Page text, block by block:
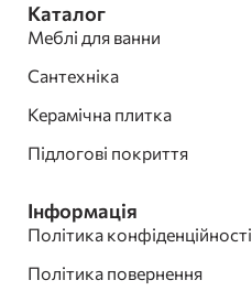
Каталог
Меблі для ванни
Сантехніка
Керамічна плитка
Підлогові покриття
Інформація
Політика конфіденційності
Політика повернення